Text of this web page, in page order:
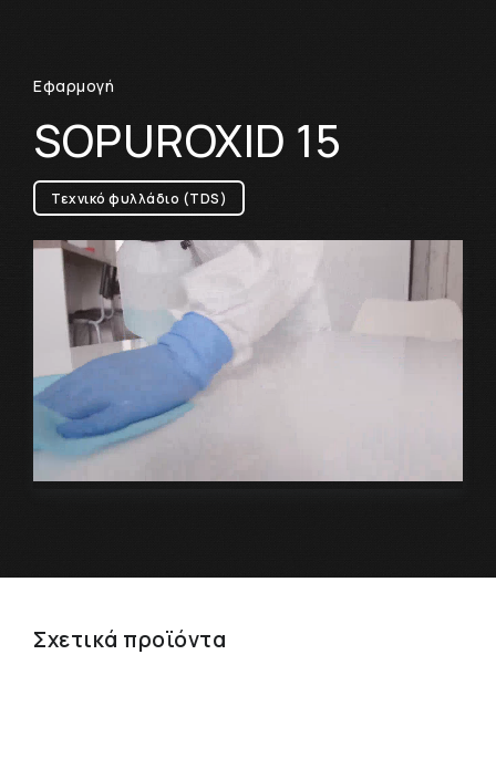
Εφαρμογή
SOPUROXID 15
Τεχνικό φυλλάδιο (TDS)
Σχετικά προϊόντα